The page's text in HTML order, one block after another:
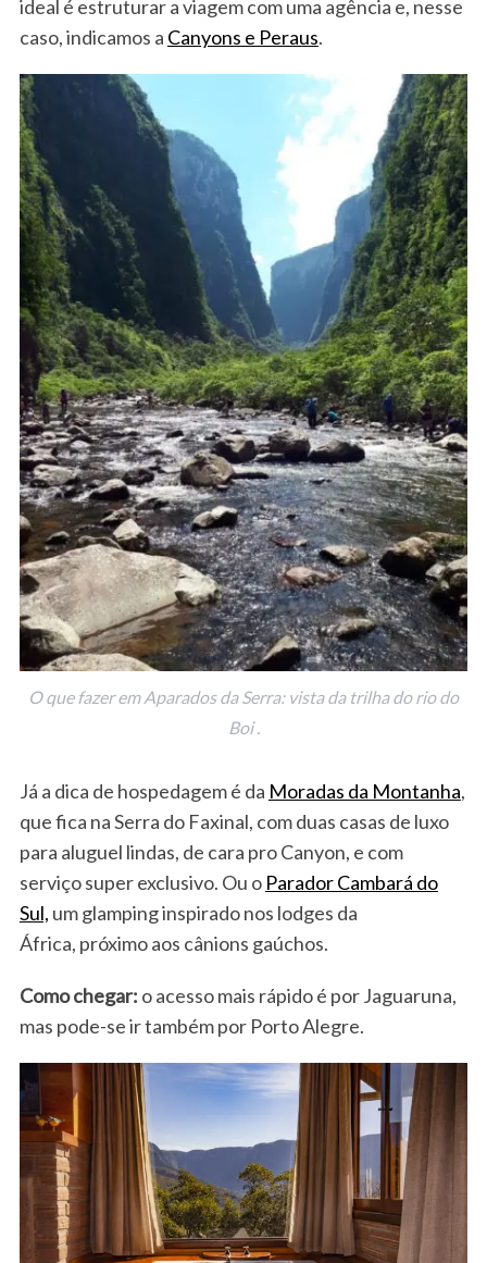
ideal é estruturar a viagem com uma agência e, nesse
caso, indicamos a Canyons e Peraus.
O que fazer em Aparados da Serra: vista da trilha do rio do
Boi .
Já a dica de hospedagem é da Moradas da Montanha,
que fica na Serra do Faxinal, com duas casas de luxo
para aluguel lindas, de cara pro Canyon, e com
serviço super exclusivo. Ou o Parador Cambará do
Sul, um glamping inspirado nos lodges da
África, próximo aos cânions gaúchos.
Como chegar: o acesso mais rápido é por Jaguaruna,
mas pode-se ir também por Porto Alegre.